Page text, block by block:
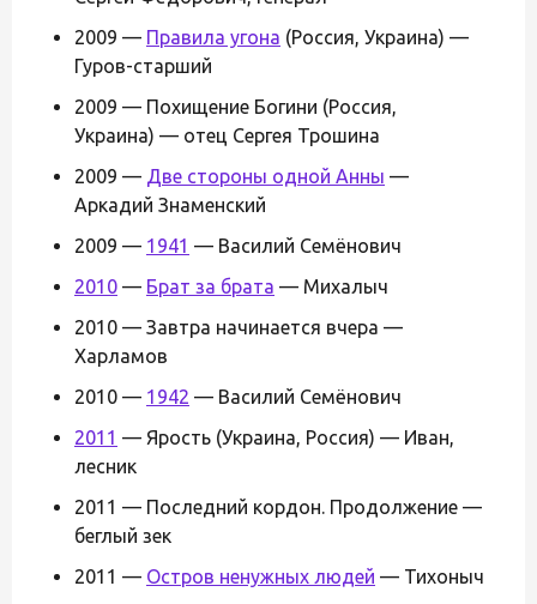
2009 — Правила угона (Россия, Украина) —
Гуров-старший
2009 — Похищение Богини (Россия,
Украина) — отец Сергея Трошина
2009 — Две стороны одной Анны —
Аркадий Знаменский
2009 — 1941 — Василий Семёнович
2010 — Брат за брата — Михалыч
2010 — Завтра начинается вчера —
Харламов
2010 — 1942 — Василий Семёнович
2011 — Ярость (Украина, Россия) — Иван,
лесник
2011 — Последний кордон. Продолжение —
беглый зек
2011 — Остров ненужных людей — Тихоныч